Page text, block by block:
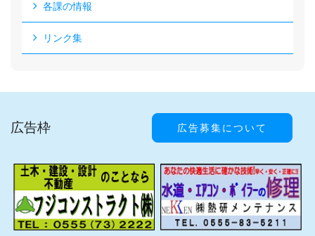
各課の情報
リンク集
広告枠 広告募集について